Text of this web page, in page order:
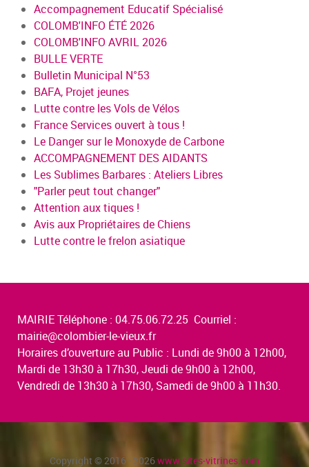
Accompagnement Educatif Spécialisé
COLOMB'INFO ÉTÉ 2026
COLOMB'INFO AVRIL 2026
BULLE VERTE
Bulletin Municipal N°53
BAFA, Projet jeunes
Lutte contre les Vols de Vélos
France Services ouvert à tous !
Le Danger sur le Monoxyde de Carbone
ACCOMPAGNEMENT DES AIDANTS
Les Sublimes Barbares : Ateliers Libres
"Parler peut tout changer"
Attention aux tiques !
Avis aux Propriétaires de Chiens
Lutte contre le frelon asiatique
MAIRIE Téléphone : 04.75.06.72.25 Courriel :
mairie@colombier-le-vieux.fr
Horaires d’ouverture au Public : Lundi de 9h00 à 12h00,
Mardi de 13h30 à 17h30, Jeudi de 9h00 à 12h00,
Vendredi de 13h30 à 17h30, Samedi de 9h00 à 11h30.
Copyright © 2016 - 2026www.sites-vitrines.com